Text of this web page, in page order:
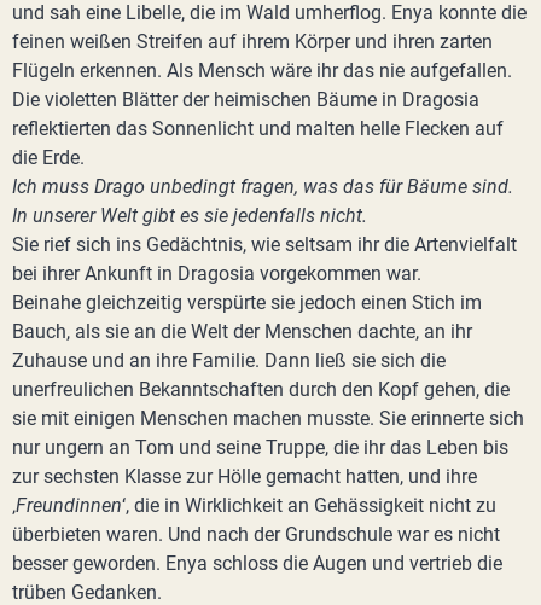
und sah eine Libelle, die im Wald umherflog. Enya konnte die
feinen weißen Streifen auf ihrem Körper und ihren zarten
Flügeln erkennen. Als Mensch wäre ihr das nie aufgefallen.
Die violetten Blätter der heimischen Bäume in Dragosia
reflektierten das Sonnenlicht und malten helle Flecken auf
die Erde.
Ich muss Drago unbedingt fragen, was das für Bäume sind.
In unserer Welt gibt es sie jedenfalls nicht.
Sie rief sich ins Gedächtnis, wie seltsam ihr die Artenvielfalt
bei ihrer Ankunft in Dragosia vorgekommen war.
Beinahe gleichzeitig verspürte sie jedoch einen Stich im
Bauch, als sie an die Welt der Menschen dachte, an ihr
Zuhause und an ihre Familie. Dann ließ sie sich die
unerfreulichen Bekanntschaften durch den Kopf gehen, die
sie mit einigen Menschen machen musste. Sie erinnerte sich
nur ungern an Tom und seine Truppe, die ihr das Leben bis
zur sechsten Klasse zur Hölle gemacht hatten, und ihre
‚Freundinnen‘, die in Wirklichkeit an Gehässigkeit nicht zu
überbieten waren. Und nach der Grundschule war es nicht
besser geworden. Enya schloss die Augen und vertrieb die
trüben Gedanken.